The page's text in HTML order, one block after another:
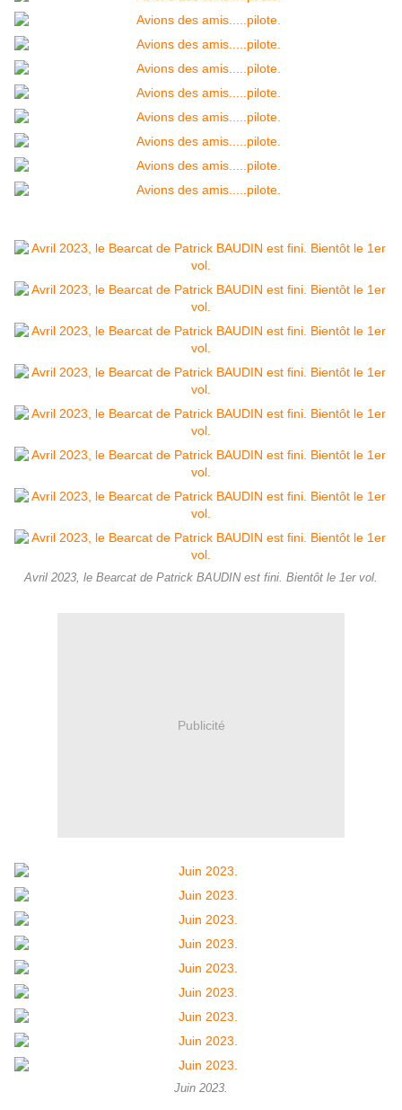
Avril 2023, le Bearcat de Patrick BAUDIN est fini. Bientôt le 1er vol.
Publicité
Juin 2023.